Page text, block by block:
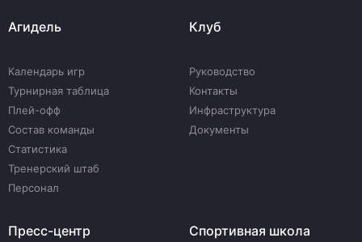
Агидель
Календарь игр
Турнирная таблица
Плей-офф
Состав команды
Статистика
Тренерский штаб
Персонал
Клуб
Руководство
Контакты
Инфраструктура
Документы
Пресс-центр Спортивная школа